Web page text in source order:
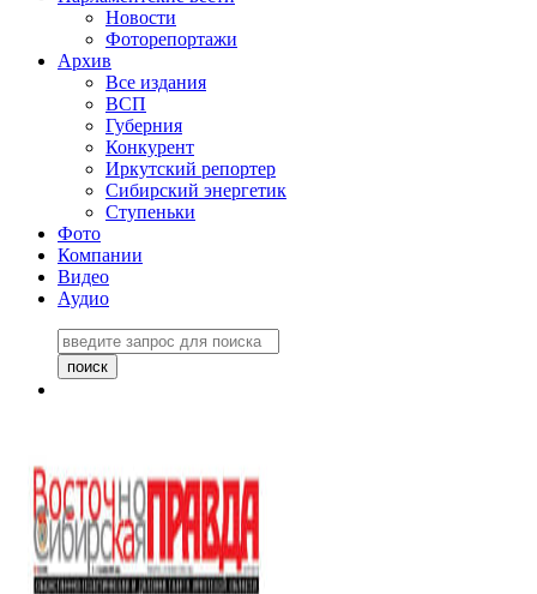
Новости
Фоторепортажи
Архив
Все издания
ВСП
Губерния
Конкурент
Иркутский репортер
Сибирский энергетик
Ступеньки
Фото
Компании
Видео
Аудио